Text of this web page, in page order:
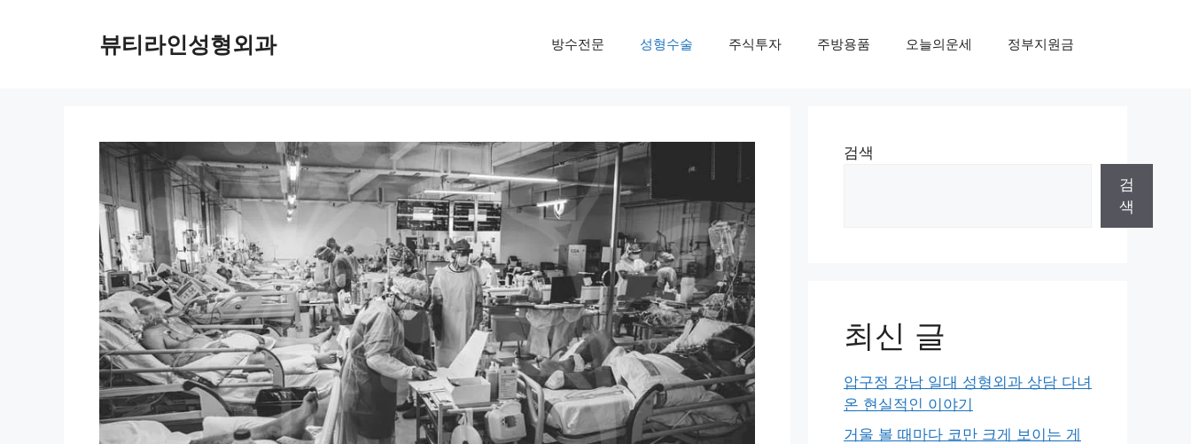
뷰티라인성형외과 방수전문 성형수술 주식투자 주방용품 오늘의운세 정부지원금
검색
검
색
최신 글
압구정 강남 일대 성형외과 상담 다녀
온 현실적인 이야기
거울 볼 때마다 코만 크게 보이는 게